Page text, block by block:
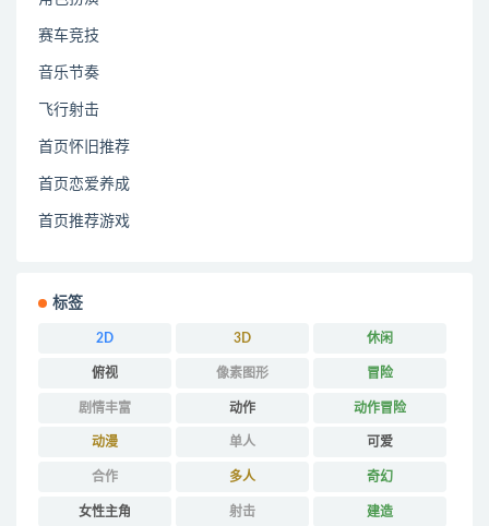
赛车竞技
音乐节奏
飞行射击
首页怀旧推荐
首页恋爱养成
首页推荐游戏
标签
2D 3D 休闲
俯视 像素图形 冒险
剧情丰富 动作 动作冒险
动漫 单人 可爱
合作 多人 奇幻
女性主角 射击 建造